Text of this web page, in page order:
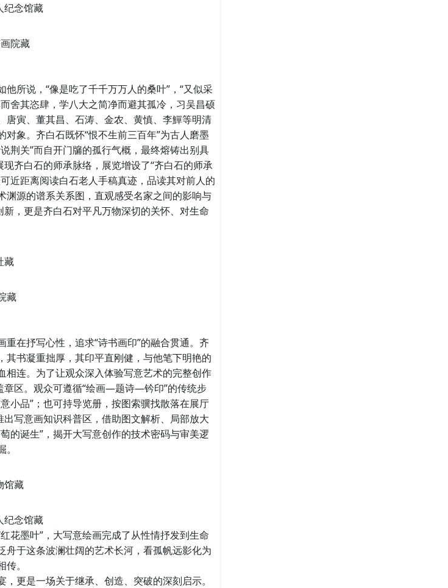
纪念馆藏
院藏
所说，“像是吃了千千万万人的桑叶”，“又似采
舍其恣肆，学八大之简净而避其孤冷，习吴昌硕
唐寅、董其昌、石涛、金农、黄慎、李鱓等明清
象。齐白石既怀“恨不生前三百年”为古人磨墨
荆关”而自开门牖的孤行气概，最终熔铸出别具
齐白石的师承脉络，展览增设了“齐白石的师承
近距离阅读白石老人手稿真迹，品读其对前人的
渊源的谱系关系图，直观感受名家之间的影响与
新，更是齐白石对平凡万物深切的关怀、对生命
藏
藏
在抒写心性，追求“诗书画印”的融合贯通。齐
书凝重拙厚，其印平直刚健，与他笔下明艳的
相连。为了让观众深入体验写意艺术的完整创作
章区。观众可遵循“绘画—题诗—钤印”的传统步
小品”；也可持导览册，按图索骥找散落在展厅
出写意画知识科普区，借助图文解析、局部放大
的诞生”，揭开大写意创作的技术密码与审美逻
馆藏
纪念馆藏
花墨叶”，大写意绘画完成了从性情抒发到生命
舟于这条波澜壮阔的艺术长河，看孤帆远影化为
。
更是一场关于继承、创造、突破的深刻启示。